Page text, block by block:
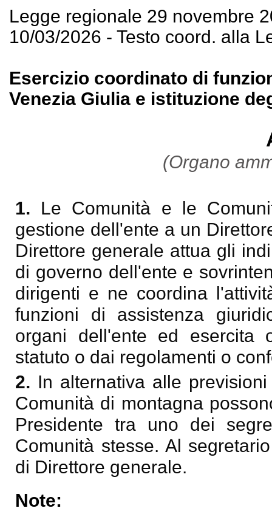
Legge regionale 29 novembre
10/03/2026 - Testo coord. alla
Esercizio coordinato di
Venezia Giulia e istituzione
(Organo
1. Le Comunità e le
gestione dell'ente a un
Direttore generale attua gli
di governo dell'ente e
dirigenti e ne coordina
funzioni di assistenza
organi dell'ente ed esercita
statuto o dai regolamenti o
2. In alternativa alle
Comunità di montagna
Presidente tra uno dei
Comunità stesse. Al
di Direttore generale.
Note: